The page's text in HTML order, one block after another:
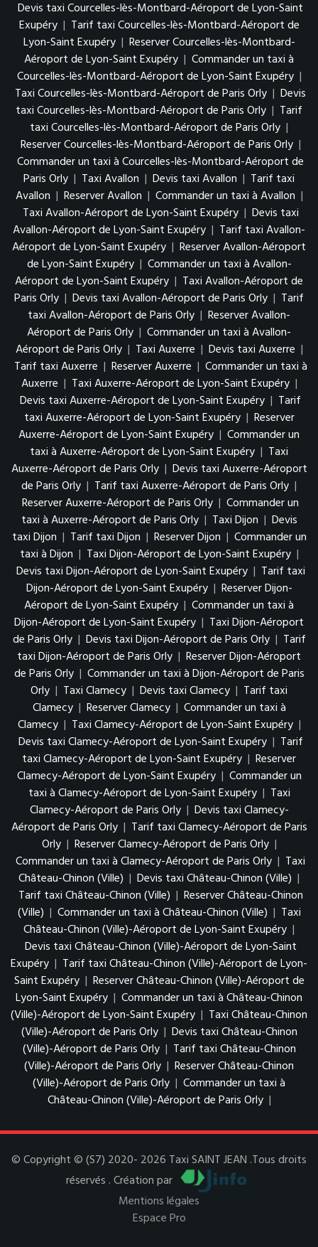
Devis taxi Courcelles-lès-Montbard-Aéroport de Lyon-Saint
Exupéry | Tarif taxi Courcelles-lès-Montbard-Aéroport de
Lyon-Saint Exupéry | Reserver Courcelles-lès-Montbard-
Aéroport de Lyon-Saint Exupéry | Commander un taxi à
Courcelles-lès-Montbard-Aéroport de Lyon-Saint Exupéry |
Taxi Courcelles-lès-Montbard-Aéroport de Paris Orly | Devis
taxi Courcelles-lès-Montbard-Aéroport de Paris Orly | Tarif
taxi Courcelles-lès-Montbard-Aéroport de Paris Orly |
Reserver Courcelles-lès-Montbard-Aéroport de Paris Orly |
Commander un taxi à Courcelles-lès-Montbard-Aéroport de
Paris Orly | Taxi Avallon | Devis taxi Avallon | Tarif taxi
Avallon | Reserver Avallon | Commander un taxi à Avallon |
Taxi Avallon-Aéroport de Lyon-Saint Exupéry | Devis taxi
Avallon-Aéroport de Lyon-Saint Exupéry | Tarif taxi Avallon-
Aéroport de Lyon-Saint Exupéry | Reserver Avallon-Aéroport
de Lyon-Saint Exupéry | Commander un taxi à Avallon-
Aéroport de Lyon-Saint Exupéry | Taxi Avallon-Aéroport de
Paris Orly | Devis taxi Avallon-Aéroport de Paris Orly | Tarif
taxi Avallon-Aéroport de Paris Orly | Reserver Avallon-
Aéroport de Paris Orly | Commander un taxi à Avallon-
Aéroport de Paris Orly | Taxi Auxerre | Devis taxi Auxerre |
Tarif taxi Auxerre | Reserver Auxerre | Commander un taxi à
Auxerre | Taxi Auxerre-Aéroport de Lyon-Saint Exupéry |
Devis taxi Auxerre-Aéroport de Lyon-Saint Exupéry | Tarif
taxi Auxerre-Aéroport de Lyon-Saint Exupéry | Reserver
Auxerre-Aéroport de Lyon-Saint Exupéry | Commander un
taxi à Auxerre-Aéroport de Lyon-Saint Exupéry | Taxi
Auxerre-Aéroport de Paris Orly | Devis taxi Auxerre-Aéroport
de Paris Orly | Tarif taxi Auxerre-Aéroport de Paris Orly |
Reserver Auxerre-Aéroport de Paris Orly | Commander un
taxi à Auxerre-Aéroport de Paris Orly | Taxi Dijon | Devis
taxi Dijon | Tarif taxi Dijon | Reserver Dijon | Commander un
taxi à Dijon | Taxi Dijon-Aéroport de Lyon-Saint Exupéry |
Devis taxi Dijon-Aéroport de Lyon-Saint Exupéry | Tarif taxi
Dijon-Aéroport de Lyon-Saint Exupéry | Reserver Dijon-
Aéroport de Lyon-Saint Exupéry | Commander un taxi à
Dijon-Aéroport de Lyon-Saint Exupéry | Taxi Dijon-Aéroport
de Paris Orly | Devis taxi Dijon-Aéroport de Paris Orly | Tarif
taxi Dijon-Aéroport de Paris Orly | Reserver Dijon-Aéroport
de Paris Orly | Commander un taxi à Dijon-Aéroport de Paris
Orly | Taxi Clamecy | Devis taxi Clamecy | Tarif taxi
Clamecy | Reserver Clamecy | Commander un taxi à
Clamecy | Taxi Clamecy-Aéroport de Lyon-Saint Exupéry |
Devis taxi Clamecy-Aéroport de Lyon-Saint Exupéry | Tarif
taxi Clamecy-Aéroport de Lyon-Saint Exupéry | Reserver
Clamecy-Aéroport de Lyon-Saint Exupéry | Commander un
taxi à Clamecy-Aéroport de Lyon-Saint Exupéry | Taxi
Clamecy-Aéroport de Paris Orly | Devis taxi Clamecy-
Aéroport de Paris Orly | Tarif taxi Clamecy-Aéroport de Paris
Orly | Reserver Clamecy-Aéroport de Paris Orly |
Commander un taxi à Clamecy-Aéroport de Paris Orly | Taxi
Château-Chinon (Ville) | Devis taxi Château-Chinon (Ville) |
Tarif taxi Château-Chinon (Ville) | Reserver Château-Chinon
(Ville) | Commander un taxi à Château-Chinon (Ville) | Taxi
Château-Chinon (Ville)-Aéroport de Lyon-Saint Exupéry |
Devis taxi Château-Chinon (Ville)-Aéroport de Lyon-Saint
Exupéry | Tarif taxi Château-Chinon (Ville)-Aéroport de Lyon-
Saint Exupéry | Reserver Château-Chinon (Ville)-Aéroport de
Lyon-Saint Exupéry | Commander un taxi à Château-Chinon
(Ville)-Aéroport de Lyon-Saint Exupéry | Taxi Château-Chinon
(Ville)-Aéroport de Paris Orly | Devis taxi Château-Chinon
(Ville)-Aéroport de Paris Orly | Tarif taxi Château-Chinon
(Ville)-Aéroport de Paris Orly | Reserver Château-Chinon
(Ville)-Aéroport de Paris Orly | Commander un taxi à
Château-Chinon (Ville)-Aéroport de Paris Orly |
© Copyright © (S7) 2020- 2026 Taxi SAINT JEAN .Tous droits
réservés . Création par
Mentions légales
Espace Pro